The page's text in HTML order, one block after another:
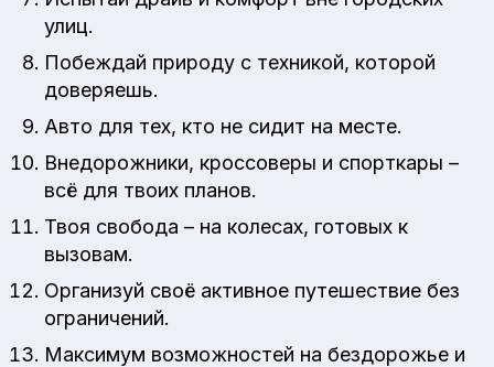
улиц.
Побеждай природу с техникой, которой
доверяешь.
Авто для тех, кто не сидит на месте.
Внедорожники, кроссоверы и спорткары –
всё для твоих планов.
Твоя свобода – на колесах, готовых к
вызовам.
Организуй своё активное путешествие без
ограничений.
Максимум возможностей на бездорожье и